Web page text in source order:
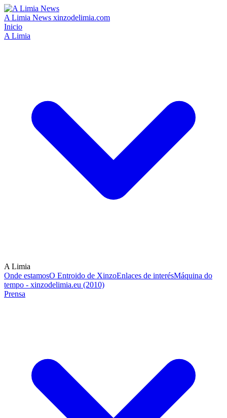
A Limia News xinzodelimia.com
Inicio
A Limia
A Limia
Onde estamosO Entroido de XinzoEnlaces de interésMáquina do
tempo - xinzodelimia.eu (2010)
Prensa